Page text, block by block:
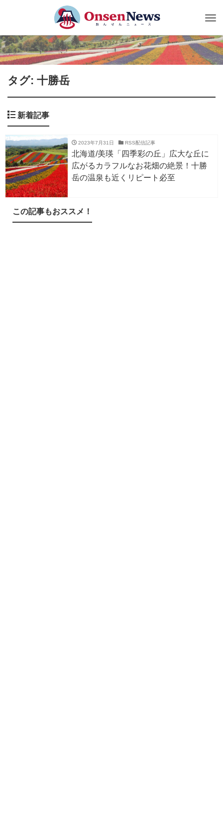
タグ: 十勝岳
新着記事
2023年7月31日 RSS配信記事
北海道/美瑛「四季彩の丘」広大な丘に
広がるカラフルなお花畑の絶景！十勝
岳の温泉も近くリピート必至
この記事もおススメ！